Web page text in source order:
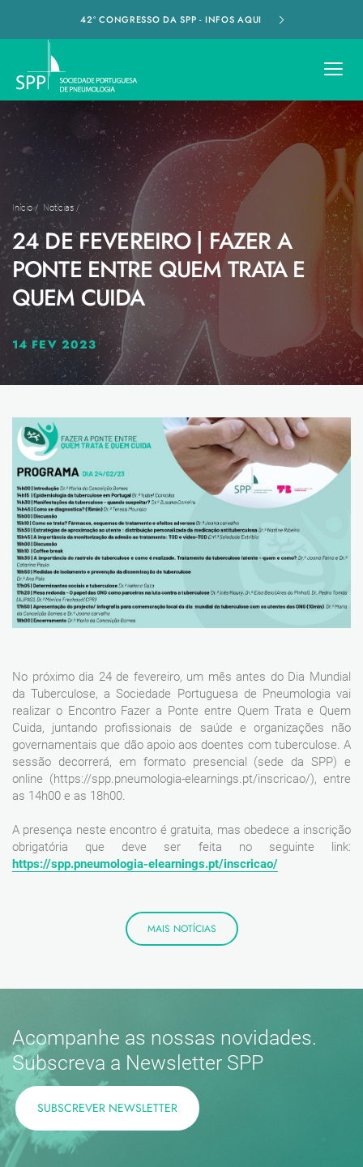
42º CONGRESSO DA SPP - INFOS AQUI
Início/ Notícias /
24 DE FEVEREIRO | FAZER A
PONTE ENTRE QUEM TRATA E
QUEM CUIDA
14 FEV 2023
No próximo dia 24 de fevereiro, um mês antes do Dia Mundial
da Tuberculose, a Sociedade Portuguesa de Pneumologia vai
realizar o Encontro Fazer a Ponte entre Quem Trata e Quem
Cuida, juntando profissionais de saúde e organizações não
governamentais que dão apoio aos doentes com tuberculose. A
sessão decorrerá, em formato presencial (sede da SPP) e
online (https://spp.pneumologia-elearnings.pt/inscricao/), entre
as 14h00 e as 18h00.
A presença neste encontro é gratuita, mas obedece a inscrição
obrigatória que deve ser feita no seguinte link:
https://spp.pneumologia-elearnings.pt/inscricao/
MAIS NOTÍCIAS
Acompanhe as nossas novidades.
Subscreva a Newsletter SPP
SUBSCREVER NEWSLETTER